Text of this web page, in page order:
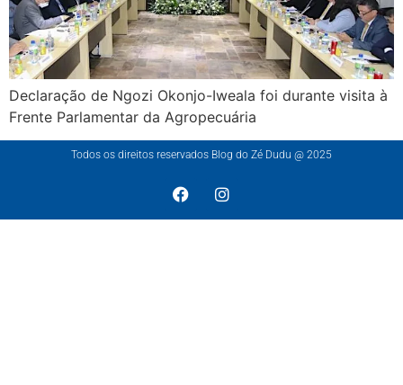
Declaração de Ngozi Okonjo-Iweala foi durante visita à
Frente Parlamentar da Agropecuária
Todos os direitos reservados Blog do Zé Dudu @ 2025